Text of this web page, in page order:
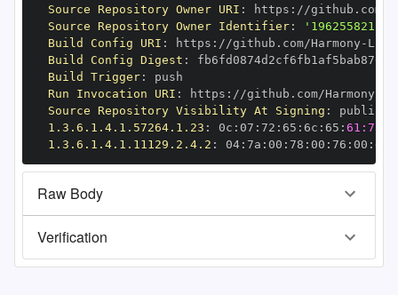
Source Repository Owner URI : https : //github.com/
Source Repository Owner Identifier:
'196255821'
Build Config URI : https : //github.com/Harmony -
Build Config Digest :
Build Trigger:
Run Invocation URI : https : //github.com/Harmony
Source Repository Visibility At Signing :
1.3.6.1.4.1.57264.1.23 : 0c : 07 : 72 : 65 : 6c : 65 :
1.3.6.1.4.1.11129.2.4.2 : 04: 7a : 00 : 78 : 00 : 76 : 00 : dd
Raw Body
Verification